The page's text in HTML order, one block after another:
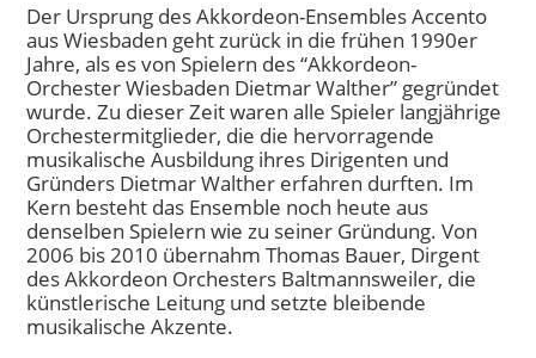
Der Ursprung des Akkordeon-Ensembles Accento
aus Wiesbaden geht zurück in die frühen 1990er
Jahre, als es von Spielern des “Akkordeon-
Orchester Wiesbaden Dietmar Walther” gegründet
wurde. Zu dieser Zeit waren alle Spieler langjährige
Orchestermitglieder, die die hervorragende
musikalische Ausbildung ihres Dirigenten und
Gründers Dietmar Walther erfahren durften. Im
Kern besteht das Ensemble noch heute aus
denselben Spielern wie zu seiner Gründung. Von
2006 bis 2010 übernahm Thomas Bauer, Dirgent
des Akkordeon Orchesters Baltmannsweiler, die
künstlerische Leitung und setzte bleibende
musikalische Akzente.